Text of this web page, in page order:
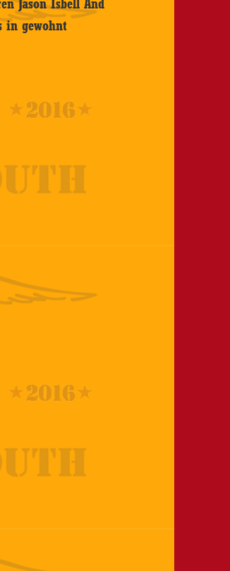
Jason Isbell And
in gewohnt